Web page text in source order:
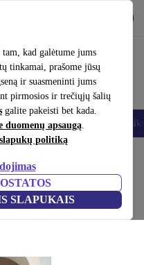
kad galėtume jums
tinkamai, prašome jūsų
ir suasmeninti jums
pirmosios ir trečiųjų šalių
galite pakeisti bet kada.
apsaugą.
politiką
SLAPUKAIS
Planšetės Išmanieji
mėlyna